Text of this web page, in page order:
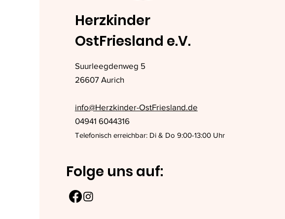
Herzkinder
OstFriesland e.V.
Suurleegdenweg 5
26607 Aurich
info@Herzkinder-OstFriesland.de
04941 6044316
Telefonisch erreichbar: Di & Do 9:00-13:00 Uhr
Folge uns auf: